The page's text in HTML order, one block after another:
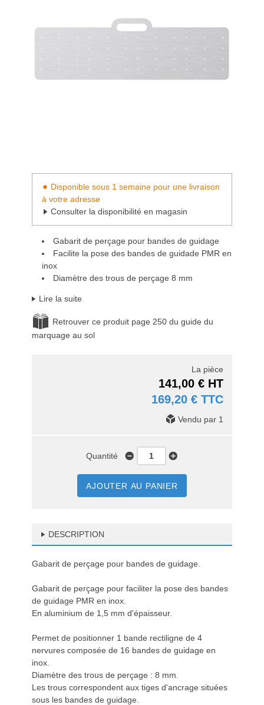
Disponible sous 1 semaine pour une livraison
à votre adresse
Consulter la disponibilité en magasin
Gabarit de perçage pour bandes de guidage
Facilite la pose des bandes de guidade PMR en
inox
Diamètre des trous de perçage 8 mm
Lire la suite
Retrouver ce produit page 250 du guide du
marquage au sol
La pièce
141,00 € HT
169,20 € TTC
Vendu par 1
Quantité
AJOUTER AU PANIER
DESCRIPTION
Gabarit de perçage pour bandes de guidage.
Gabarit de perçage pour faciliter la pose des bandes
de guidage PMR en inox.
En aluminium de 1,5 mm d'épaisseur.
Permet de positionner 1 bande rectiligne de 4
nervures composée de 16 bandes de guidage en
inox.
Diamètre des trous de perçage : 8 mm.
Les trous correspondent aux tiges d'ancrage situées
sous les bandes de guidage.